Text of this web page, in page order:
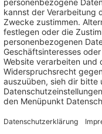
Hape Kerkeling
mitHape Kerkeling an.